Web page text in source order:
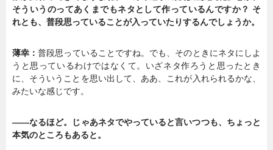
そういうのってあくまでもネタとして作っているんですか？ そ
れとも、普段思っていることが入っていたりするんでしょうか。
薄幸：普段思っていることですね。でも、そのときにネタにしよ
うと思っているわけではなくて。いざネタ作ろうと思ったとき
に、そういうことを思い出して、ああ、これが入れられるかな、
みたいな感じです。
——なるほど。じゃあネタでやっていると言いつつも、ちょっと
本気のところもあると。